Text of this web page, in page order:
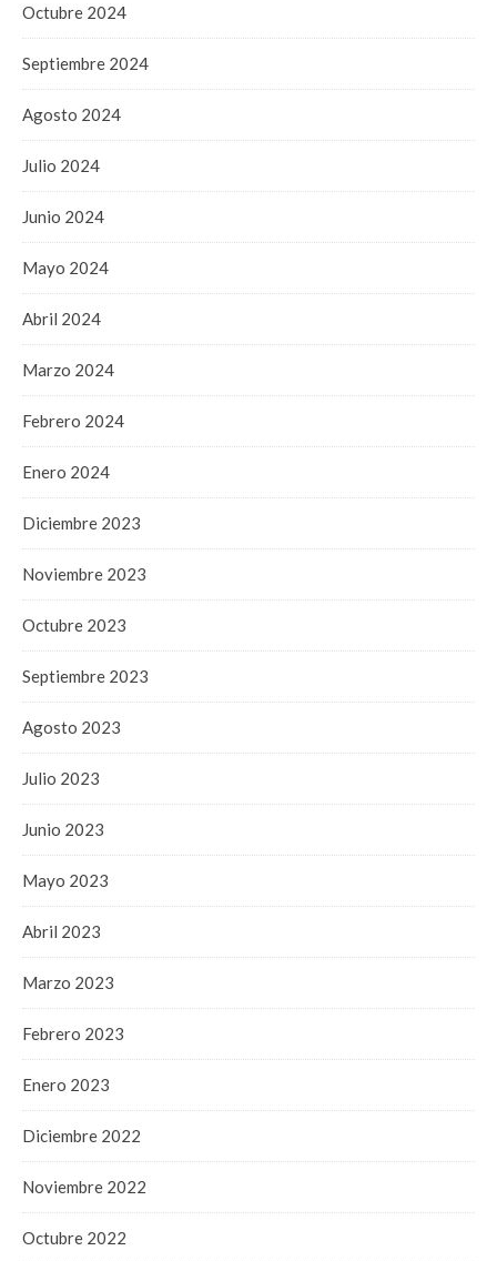
Octubre 2024
Septiembre 2024
Agosto 2024
Julio 2024
Junio 2024
Mayo 2024
Abril 2024
Marzo 2024
Febrero 2024
Enero 2024
Diciembre 2023
Noviembre 2023
Octubre 2023
Septiembre 2023
Agosto 2023
Julio 2023
Junio 2023
Mayo 2023
Abril 2023
Marzo 2023
Febrero 2023
Enero 2023
Diciembre 2022
Noviembre 2022
Octubre 2022